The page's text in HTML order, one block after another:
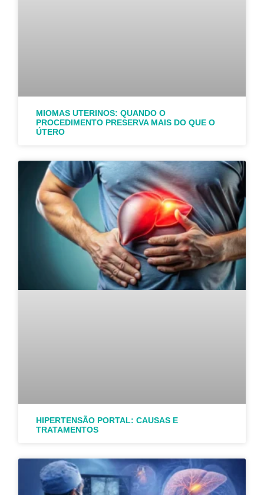
MIOMAS UTERINOS: QUANDO O
PROCEDIMENTO PRESERVA MAIS DO QUE O
ÚTERO
HIPERTENSÃO PORTAL: CAUSAS E
TRATAMENTOS